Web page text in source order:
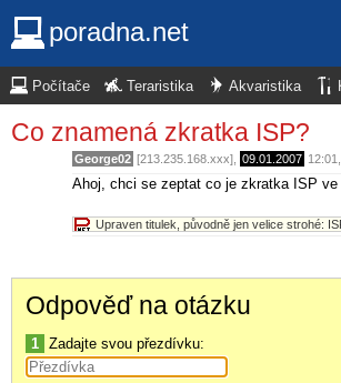
poradna.net
Počítače Teraristika Akvaristika
Co znamená zkratka ISP?
George02 [213.235.168.xxx], 09.01.2007 12:01
Ahoj, chci se zeptat co je zkratka ISP
Upraven titulek, původně jen velice strohé:
Odpověď na otázku
1 Zadajte svou přezdívku: